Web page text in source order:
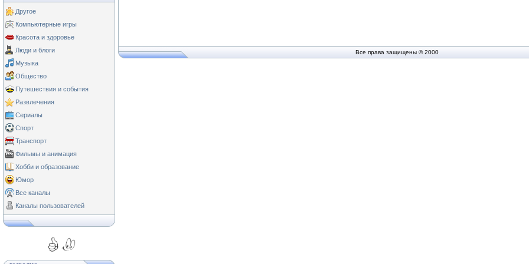
Другое
Компьютерные игры
Красота и здоровье
Люди и блоги
Музыка
Общество
Путешествия и события
Развлечения
Сериалы
Спорт
Транспорт
Фильмы и анимация
Хобби и образование
Юмор
Все каналы
Каналы пользователей
Все права защищены © 2000